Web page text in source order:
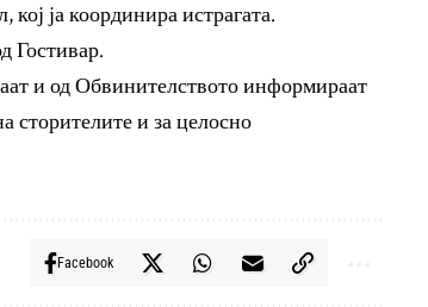
кој ја координира истрагата.
Гостивар.
и од Обвинителството информираат
сторителите и за целосно
Facebook